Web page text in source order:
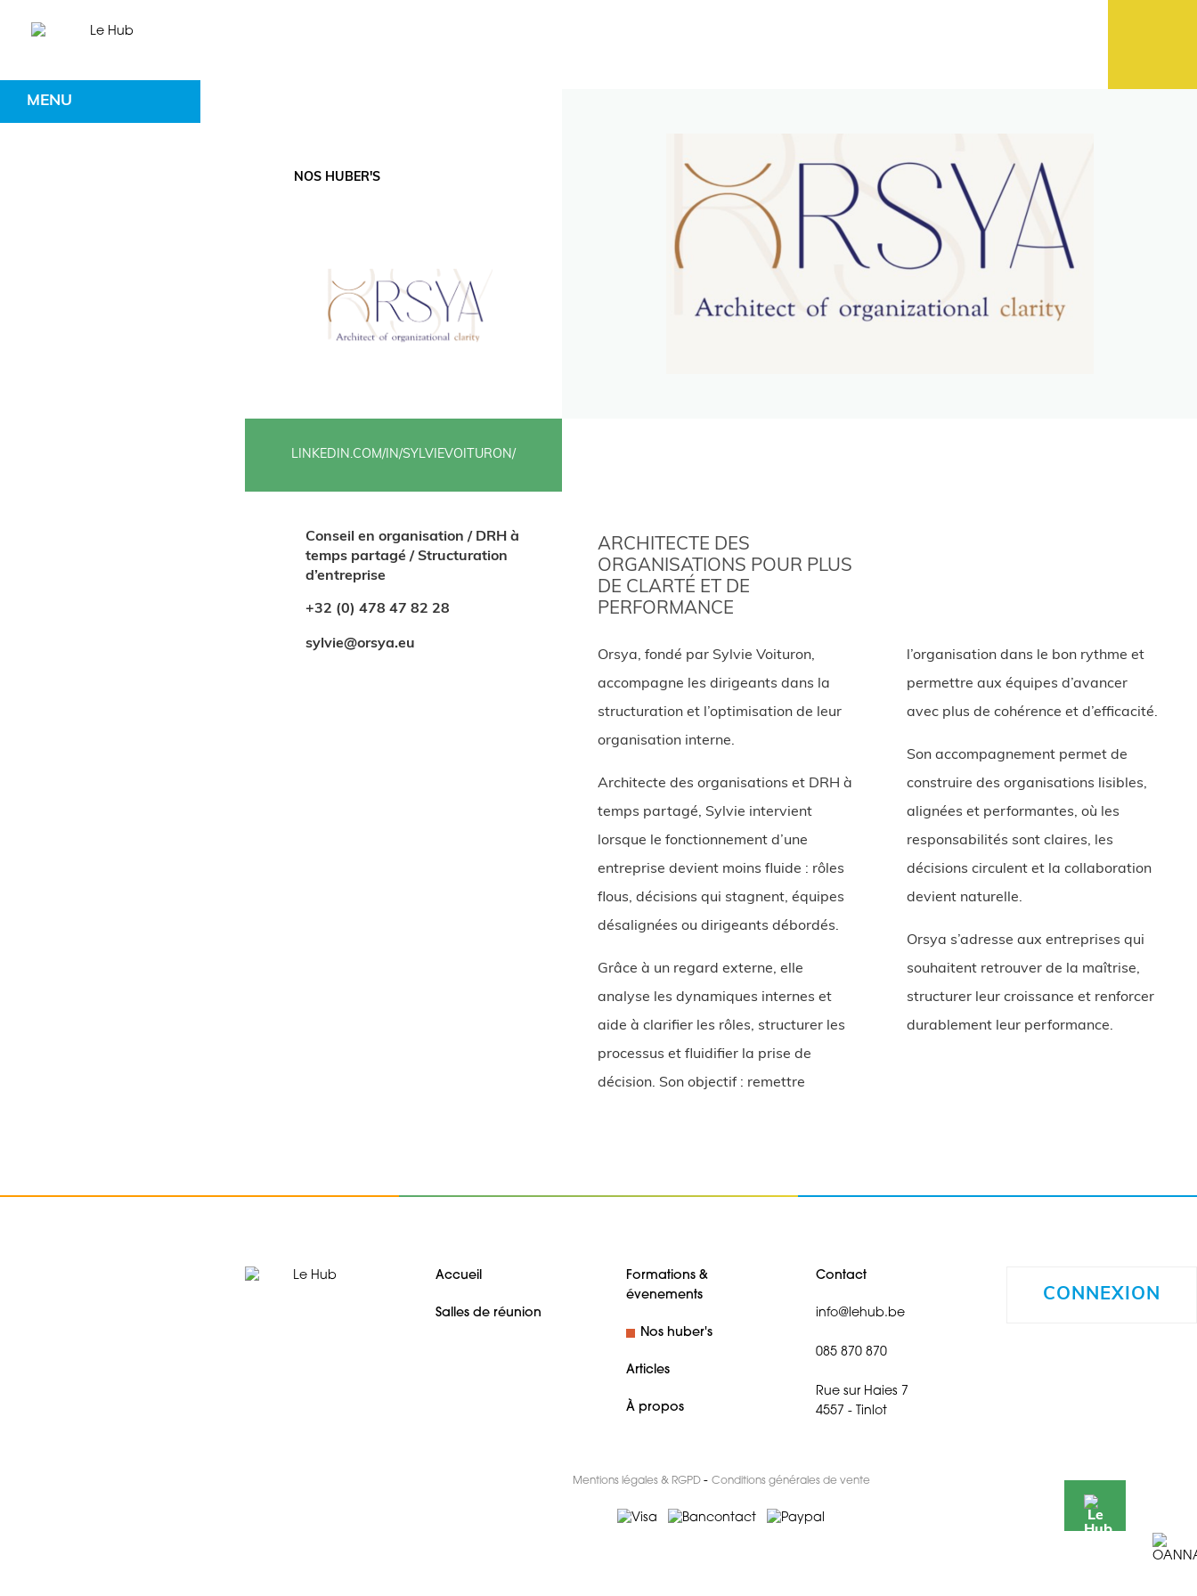
MENU
NOS HUBER'S
LINKEDIN.COM/IN/SYLVIEVOITURON/
Conseil en organisation / DRH à
temps partagé / Structuration
d’entreprise
+32 (0) 478 47 82 28
sylvie@orsya.eu
ARCHITECTE DES
ORGANISATIONS POUR PLUS
DE CLARTÉ ET DE
PERFORMANCE
Orsya, fondé par Sylvie Voituron,
accompagne les dirigeants dans la
structuration et l’optimisation de leur
organisation interne.
Architecte des organisations et DRH à
temps partagé, Sylvie intervient
lorsque le fonctionnement d’une
entreprise devient moins fluide : rôles
flous, décisions qui stagnent, équipes
désalignées ou dirigeants débordés.
Grâce à un regard externe, elle
analyse les dynamiques internes et
aide à clarifier les rôles, structurer les
processus et fluidifier la prise de
décision. Son objectif : remettre
l’organisation dans le bon rythme et
permettre aux équipes d’avancer
avec plus de cohérence et d’efficacité.
Son accompagnement permet de
construire des organisations lisibles,
alignées et performantes, où les
responsabilités sont claires, les
décisions circulent et la collaboration
devient naturelle.
Orsya s’adresse aux entreprises qui
souhaitent retrouver de la maîtrise,
structurer leur croissance et renforcer
durablement leur performance.
Accueil
Salles de réunion
Formations &
évenements
Nos huber's
Articles
À propos
Contact
info@lehub.be
085 870 870
Rue sur Haies 7
4557 - Tinlot
CONNEXION
Mentions légales & RGPD - Conditions générales de vente